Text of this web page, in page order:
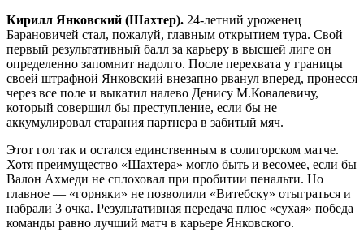
Кирилл Янковский (Шахтер). 24-летний уроженец
Барановичей стал, пожалуй, главным открытием тура. Свой
первый результативный балл за карьеру в высшей лиге он
определенно запомнит надолго. После перехвата у границы
своей штрафной Янковский внезапно рванул вперед, пронесся
через все поле и выкатил налево Денису М.Ковалевичу,
который совершил бы преступление, если бы не
аккумулировал старания партнера в забитый мяч.
Этот гол так и остался единственным в солигорском матче.
Хотя преимущество «Шахтера» могло быть и весомее, если бы
Валон Ахмеди не сплоховал при пробитии пенальти. Но
главное — «горняки» не позволили «Витебску» отыграться и
набрали 3 очка. Результативная передача плюс «сухая» победа
команды равно лучший матч в карьере Янковского.